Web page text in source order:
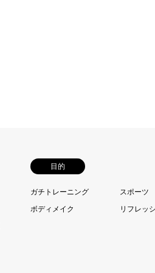
目的
ガチトレーニング スポーツ
ボディメイク
リフレッ